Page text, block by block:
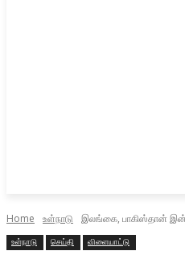
Home உள்நாடு இலங்கை, பாகிஸ்தான்
உள்நாடு செய்தி விளையாட்டு